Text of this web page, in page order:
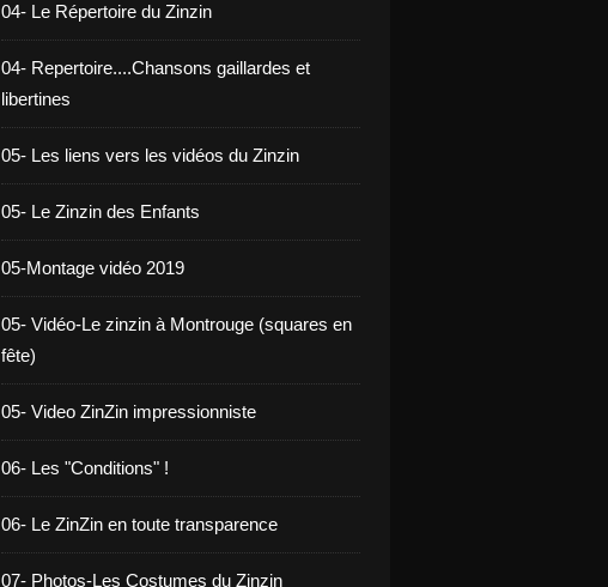
04- Le Répertoire du Zinzin
04- Repertoire....Chansons gaillardes et
libertines
05- Les liens vers les vidéos du Zinzin
05- Le Zinzin des Enfants
05-Montage vidéo 2019
05- Vidéo-Le zinzin à Montrouge (squares en
fête)
05- Video ZinZin impressionniste
06- Les "Conditions" !
06- Le ZinZin en toute transparence
07- Photos-Les Costumes du Zinzin